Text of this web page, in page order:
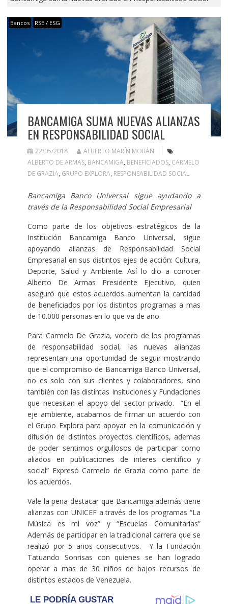
Bancos RSE / ESG
BANCAMIGA SUMA NUEVAS ALIANZAS
EN RESPONSABILIDAD SOCIAL
22/05/2018
ALBERTO MARÍN MORÁN
ALBERTO DE ARMAS, BANCAMIGA, BENEFICIADOS, CARMELO
DE GRAZIA, GRUPO EXPLORA, RESPONSABILIDAD SOCIAL
Bancamiga Banco Universal sigue ayudando a
través de la Responsabilidad Social Empresarial
Como parte de los objetivos estratégicos de la
Institución Bancamiga Banco Universal, sigue
apoyando alianzas de Responsabilidad Social
Empresarial en sus distintos ejes de acción: Cultura,
Deporte, Salud y Ambiente. Así lo dio a conocer
Alberto De Armas Presidente Ejecutivo, quien
aseguró que estos acuerdos aumentan la cantidad
de beneficiados por los distintos programas a mas
de 10.000 personas en lo que va de año.
Para Carmelo De Grazia, vocero de los programas
de responsabilidad social, las nuevas alianzas
representan una oportunidad de seguir mostrando
que el compromiso de Bancamiga Banco Universal,
no es solo con sus clientes y colaboradores, sino
también con las distintas Insituciones y Fundaciones
que necesitan el apoyo del sector privado. “En el
eje ambiente, acabamos de firmar un acuerdo con
el Grupo Explora para apoyar en la comunicación y
difusión de distintos proyectos cientificos, ademas
de poder sentirnos orgullosos de participar como
aliados en publicaciones de interes cientifico y
social” Expresó Carmelo de Grazia como parte de
los acuerdos.
Vale la pena destacar que Bancamiga además tiene
alianzas con UNICEF a través de los programas “La
Música es mi voz” y “Escuelas Comunitarias”
Además de participar en la tradicional carrera que se
realizó por 5 años consecutivos. Y la Fundación
Tatuando Sonrisas con quienes se han logrado
operar a mas de 30 niños de bajos recursos de
distintos estados de Venezuela.